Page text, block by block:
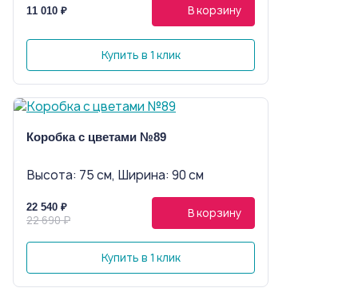
11 010 ₽ В корзину
Купить в 1 клик
Коробка с цветами №89
Высота: 75 см, Ширина: 90 см
22 540 ₽
22 690 ₽ В корзину
Купить в 1 клик